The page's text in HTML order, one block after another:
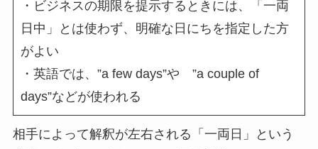
・ビジネスの期限を提示するときには、「一両
日中」とは使わず、明確な日にちを指定した方
がよい
・英語では、”a few days”や ”a couple of
days”などが使われる
相手によって解釈が左右される「一両日」という